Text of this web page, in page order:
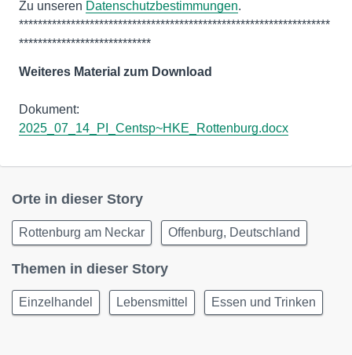
Zu unseren Datenschutzbestimmungen.
******************************************************************
****************************
Weiteres Material zum Download
Dokument:
2025_07_14_PI_Centsp~HKE_Rottenburg.docx
Orte in dieser Story
Rottenburg am Neckar Offenburg, Deutschland
Themen in dieser Story
Einzelhandel Lebensmittel Essen und Trinken